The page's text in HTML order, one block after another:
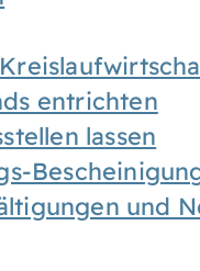
entrichten
lassen
und